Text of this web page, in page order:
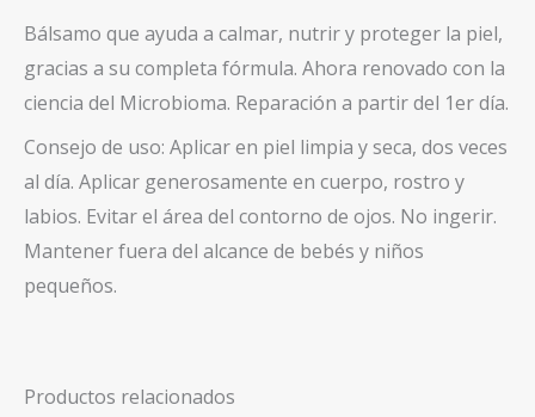
Bálsamo que ayuda a calmar, nutrir y proteger la piel,
gracias a su completa fórmula. Ahora renovado con la
ciencia del Microbioma. Reparación a partir del 1er día.
Consejo de uso: Aplicar en piel limpia y seca, dos veces
al día. Aplicar generosamente en cuerpo, rostro y
labios. Evitar el área del contorno de ojos. No ingerir.
Mantener fuera del alcance de bebés y niños
pequeños.
Productos relacionados